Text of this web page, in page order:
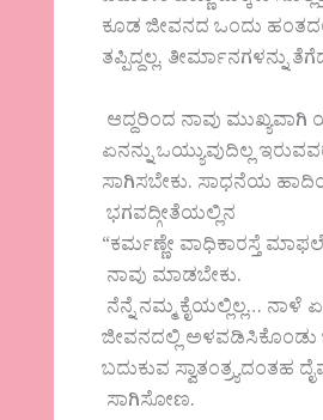
ಕೂಡ ಜೀವನದ ಒಂದು
ತಪ್ಪಿದ್ದಲ್ಲ. ತೀರ್ಮಾನಗಳನ್ನು
ಆದ್ದರಿಂದ ನಾವು
ಏನನ್ನು ಒಯ್ಯುವುದಿಲ್ಲ
ಸಾಗಿಸಬೇಕು. ಸಾಧನೆಯ
ಭಗವದ್ಗೀತೆಯಲ್ಲಿನ
“ಕರ್ಮಣ್ಣೇ ವಾಧಿಕಾರಸ್ತೆ
ನಾವು ಮಾಡಬೇಕು.
ನೆನ್ನೆ ನಮ್ಮ ಕೈಯಲ್ಲಿಲ್ಲ…
ಜೀವನದಲ್ಲಿ ಅಳವಡಿಸಿಕೊಂಡು
ಬದುಕುವ ಸ್ವಾತಂತ್ರ್ಯದಂತಹ
ಸಾಗಿಸೋಣ.